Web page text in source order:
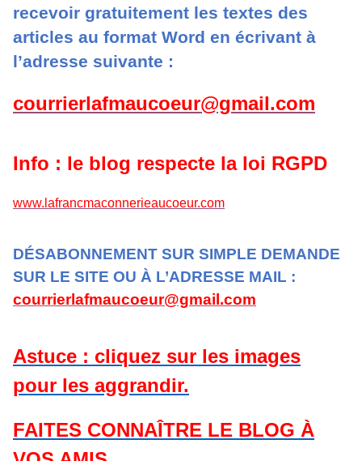
recevoir gratuitement les textes des
articles au format Word en écrivant à
l’adresse suivante :
courrierlafmaucoeur@gmail.com
Info : le blog respecte la loi RGPD
www.lafrancmaconnerieaucoeur.com
DÉSABONNEMENT SUR SIMPLE DEMANDE
SUR LE SITE OU À L’ADRESSE MAIL :
courrierlafmaucoeur@gmail.com
Astuce : cliquez sur les images
pour les aggrandir.
FAITES CONNAÎTRE LE BLOG À